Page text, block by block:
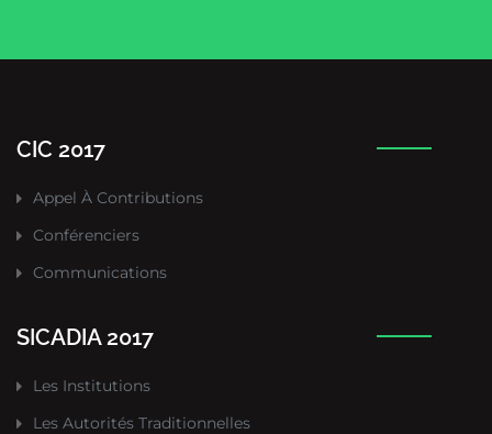
CIC 2017
Appel À Contributions
Conférenciers
Communications
SICADIA 2017
Les Institutions
Les Autorités Traditionnelles